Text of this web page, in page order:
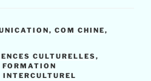
, COM CHINE,
CULTURELLES,
FORMATION
INTERCULTUREL